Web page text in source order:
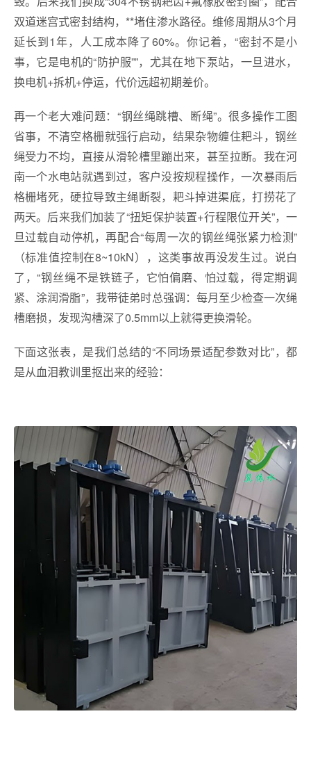
双道迷宫式密封结构，**堵住渗水路径。维修周期从3个月
延长到1年，人工成本降了60%。你记着，“密封不是小
事，它是电机的“防护服””，尤其在地下泵站，一旦进水，
换电机+拆机+停运，代价远超初期差价。
再一个老大难问题：“钢丝绳跳槽、断绳”。很多操作工图
省事，不清空格栅就强行启动，结果杂物缠住耙斗，钢丝
绳受力不均，直接从滑轮槽里蹦出来，甚至拉断。我在河
南一个水电站就遇到过，客户没按规程操作，一次暴雨后
格栅堵死，硬拉导致主绳断裂，耙斗掉进渠底，打捞花了
两天。后来我们加装了“扭矩保护装置+行程限位开关”，一
旦过载自动停机，再配合“每周一次的钢丝绳张紧力检测”
（标准值控制在8~10kN），这类事故再没发生过。说白
了，“钢丝绳不是铁链子，它怕偏磨、怕过载，得定期调
紧、涂润滑脂”，我带徒弟时总强调：每月至少检查一次绳
槽磨损，发现沟槽深了0.5mm以上就得更换滑轮。
下面这张表，是我们总结的“不同场景适配参数对比”，都
是从血泪教训里抠出来的经验：